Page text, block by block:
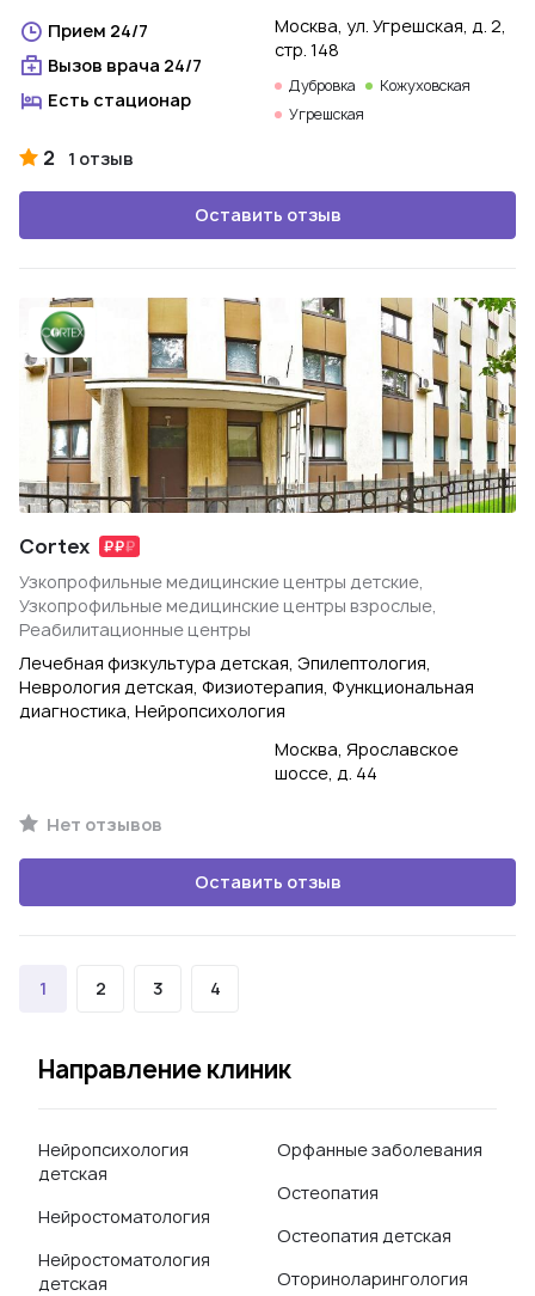
Прием 24/7
Вызов врача 24/7
Есть стационар
Москва, ул. Угрешская, д. 2,
стр. 148
Дубровка
Кожуховская
Угрешская
2 1 отзыв
Оставить отзыв
Cortex
Узкопрофильные медицинские центры детские,
Узкопрофильные медицинские центры взрослые,
Реабилитационные центры
Лечебная физкультура детская, Эпилептология,
Неврология детская, Физиотерапия, Функциональная
диагностика, Нейропсихология
Москва, Ярославское
шоссе, д. 44
Нет отзывов
Оставить отзыв
1 2 3 4
Направление клиник
Нейропсихология
детская
Нейростоматология
Нейростоматология
детская
Орфанные заболевания
Остеопатия
Остеопатия детская
Оториноларингология